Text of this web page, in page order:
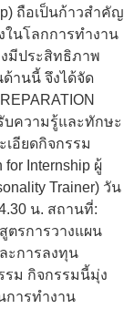
ถือเป็นก้าวสำคัญ
ในโลกการทำงาน
มีประสิทธิภาพ
านนี้ จึงได้จัด
บความรู้และทักษะ
อียดกิจกรรม
Internship ผู้
Trainer) วัน
น. สถานที่:
ตรการวางแผน
ะการลงทุน
รม กิจกรรมนี้มุ่ง
การทำงาน